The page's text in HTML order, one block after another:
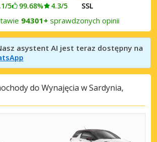
5 99.68% 4.3/5 SSL
94301+ sprawdzonych opinii
asystent AI jest teraz dostępny na
do Wynajęcia w Sardynia,